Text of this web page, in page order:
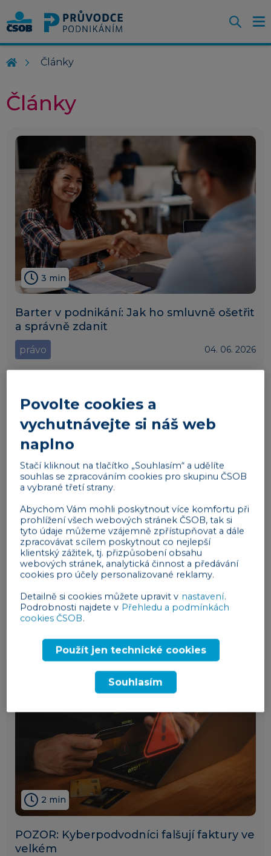
Články
Články
3 min
Barter v podnikání: Jak ho smluvně ošetřit
a správně zdanit
právo 04. 06. 2026
2 min
Průzkum ČSOB: Optimismus firem tlumí
geopolitická situace, o to více inovují a
zvyšují efektivitu interně
výzkum
2 min
POZOR: Kyberpodvodníci falšují faktury ve
velkém
Povolte cookies a
vychutnávejte si náš web
naplno
Stačí kliknout na tlačítko „Souhlasím“ a udělíte
souhlas se zpracováním cookies pro skupinu ČSOB
a vybrané třetí strany.
Abychom Vám mohli poskytnout více komfortu při
prohlížení všech webových stránek ČSOB, tak si
tyto údaje můžeme vzájemně zpřístupňovat a dále
zpracovávat s cílem poskytnout co nejlepší
klientský zážitek, tj. přizpůsobení obsahu
webových stránek, analytická činnost a předávání
cookies pro účely personalizované reklamy.
Detailně si cookies můžete upravit v nastavení.
Podrobnosti najdete v Přehledu a podmínkách
cookies ČSOB.
Použít jen technické cookies
Souhlasím